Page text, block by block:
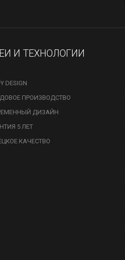
И ТЕХНОЛОГИИ
DESIGN
ПРОИЗВОДСТВО
ДИЗАЙН
5 ЛЕТ
КАЧЕСТВО